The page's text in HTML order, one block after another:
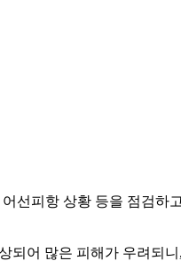
선피항 상황 등을 점검하
어 많은 피해가 우려되